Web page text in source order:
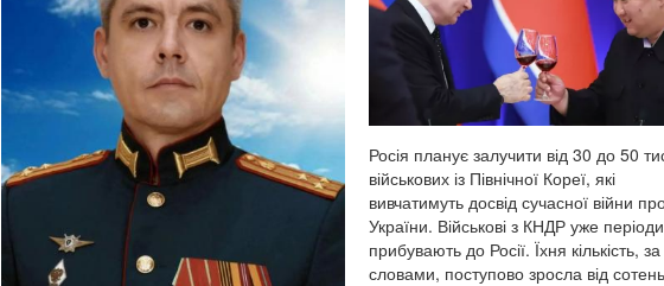
Росія планує залучити від 30 до 50
військових із Північної Кореї, які
вивчатимуть досвід сучасної війни
України. Військові з КНДР уже
прибувають до Росії. Їхня кількість,
словами, поступово зросла від